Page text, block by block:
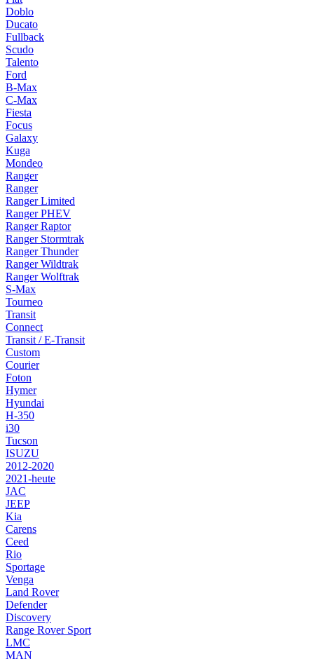
Doblo
Ducato
Fullback
Scudo
Talento
Ford
B-Max
C-Max
Fiesta
Focus
Galaxy
Kuga
Mondeo
Ranger
Ranger
Ranger Limited
Ranger PHEV
Ranger Raptor
Ranger Stormtrak
Ranger Thunder
Ranger Wildtrak
Ranger Wolftrak
S-Max
Tourneo
Transit
Connect
Transit / E-Transit
Custom
Courier
Foton
Hymer
Hyundai
H-350
i30
Tucson
ISUZU
2012-2020
2021-heute
JAC
JEEP
Kia
Carens
Ceed
Rio
Sportage
Venga
Land Rover
Defender
Discovery
Range Rover Sport
LMC
MAN